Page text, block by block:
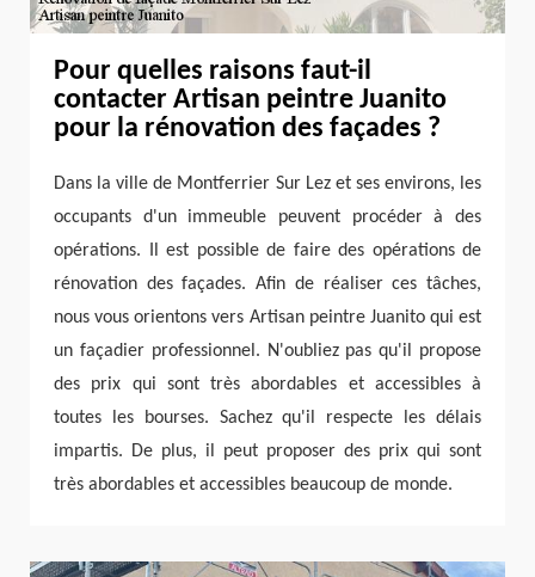
Pour quelles raisons faut-il
contacter Artisan peintre Juanito
pour la rénovation des façades ?
Dans la ville de Montferrier Sur Lez et ses environs, les
occupants d'un immeuble peuvent procéder à des
opérations. Il est possible de faire des opérations de
rénovation des façades. Afin de réaliser ces tâches,
nous vous orientons vers Artisan peintre Juanito qui est
un façadier professionnel. N'oubliez pas qu'il propose
des prix qui sont très abordables et accessibles à
toutes les bourses. Sachez qu'il respecte les délais
impartis. De plus, il peut proposer des prix qui sont
très abordables et accessibles beaucoup de monde.